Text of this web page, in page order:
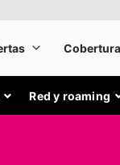
Red y roaming